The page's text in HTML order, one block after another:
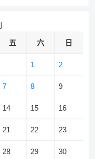
五 六 日
1 2
7 8 9
14 15 16
21 22 23
28 29 30